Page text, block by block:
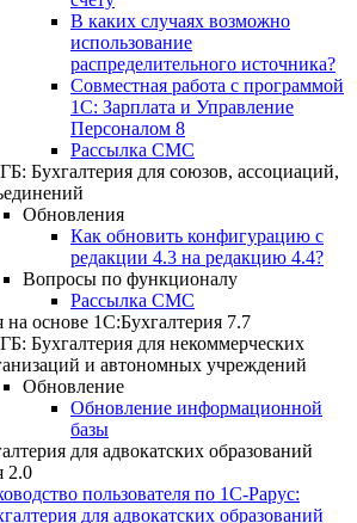
В каких случаях возможно
использование
распределительного источника?
Совместная работа с программой
1С: Зарплата и Управление
Персоналом 8
Рассылка СМС
Бухгалтерия для союзов, ассоциаций,
Обновления
Как обновить конфигурацию с
редакции 4.3 на редакцию 4.4?
Вопросы по функционалу
Рассылка СМС
на основе 1С:Бухгалтерия 7.7
Бухгалтерия для некоммерческих
и автономных учреждений
Обновление
Обновление информационной
базы
для адвокатских образований
2.0
пользователя по 1С-Рарус:
для адвокатских образований